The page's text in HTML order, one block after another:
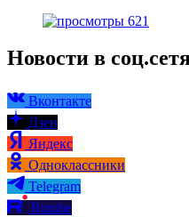
621
Новости в
Вконтакте
Дзен
Яндекс
Одноклассники
Telegram
Rutube